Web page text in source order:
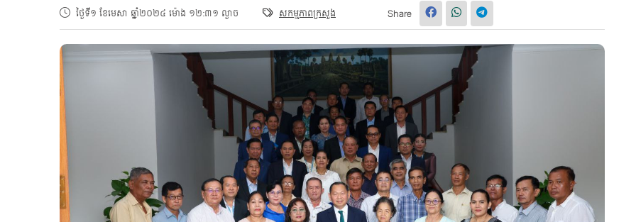
ថ្ងៃទី១ ខែមេសា ឆ្នាំ២០២៤ ម៉ោង ១២:៣១ ល្ងាច សកម្មភាពក្រសួង Share